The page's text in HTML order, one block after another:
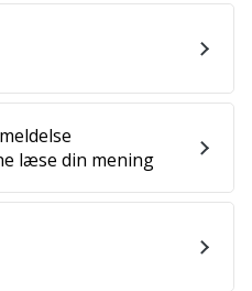
læse din mening